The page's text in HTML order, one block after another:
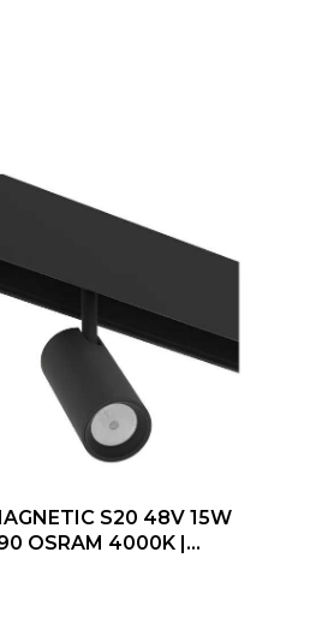
S20 48V 15W
OSRAM 4000K |